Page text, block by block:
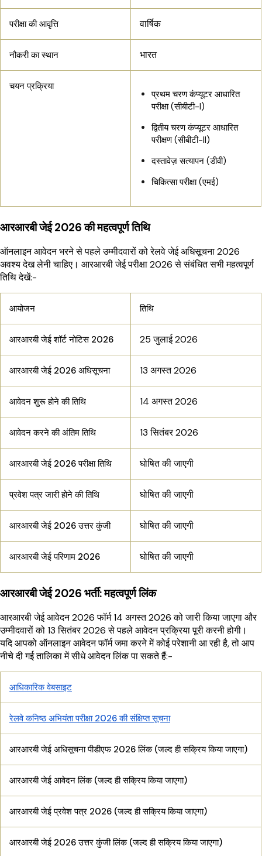
परीक्षा की आवृत्ति वार्षिक
नौकरी का स्थान भारत
चयन प्रक्रिया
प्रथम चरण कंप्यूटर आधारित
परीक्षा (सीबीटी-I)
द्वितीय चरण कंप्यूटर आधारित
परीक्षण (सीबीटी-II)
दस्तावेज़ सत्यापन (डीवी)
चिकित्सा परीक्षा (एमई)
आरआरबी जेई 2026 की महत्वपूर्ण तिथि
ऑनलाइन आवेदन भरने से पहले उम्मीदवारों को रेलवे जेई अधिसूचना 2026
अवश्य देख लेनी चाहिए। आरआरबी जेई परीक्षा 2026 से संबंधित सभी महत्वपूर्ण
तिथि देखें:-
आयोजन तिथि
आरआरबी जेई शॉर्ट नोटिस 2026 25 जुलाई 2026
आरआरबी जेई 2026 अधिसूचना 13 अगस्त 2026
आवेदन शुरू होने की तिथि 14 अगस्त 2026
आवेदन करने की अंतिम तिथि 13 सितंबर 2026
आरआरबी जेई 2026 परीक्षा तिथि घोषित की जाएगी
प्रवेश पत्र जारी होने की तिथि घोषित की जाएगी
आरआरबी जेई 2026 उत्तर कुंजी घोषित की जाएगी
आरआरबी जेई परिणाम 2026 घोषित की जाएगी
आरआरबी जेई 2026 भर्ती: महत्वपूर्ण लिंक
आरआरबी जेई आवेदन 2026 फॉर्म 14 अगस्त 2026 को जारी किया जाएगा और
उम्मीदवारों को 13 सितंबर 2026 से पहले आवेदन प्रक्रिया पूरी करनी होगी।
यदि आपको ऑनलाइन आवेदन फॉर्म जमा करने में कोई परेशानी आ रही है, तो आप
नीचे दी गई तालिका में सीधे आवेदन लिंक पा सकते हैं:-
आधिकारिक वेबसाइट
रेलवे कनिष्ठ अभियंता परीक्षा 2026 की संक्षिप्त सूचना
आरआरबी जेई अधिसूचना पीडीएफ 2026 लिंक (जल्द ही सक्रिय किया जाएगा)
आरआरबी जेई आवेदन लिंक (जल्द ही सक्रिय किया जाएगा)
आरआरबी जेई प्रवेश पत्र 2026 (जल्द ही सक्रिय किया जाएगा)
आरआरबी जेई 2026 उत्तर कुंजी लिंक (जल्द ही सक्रिय किया जाएगा)